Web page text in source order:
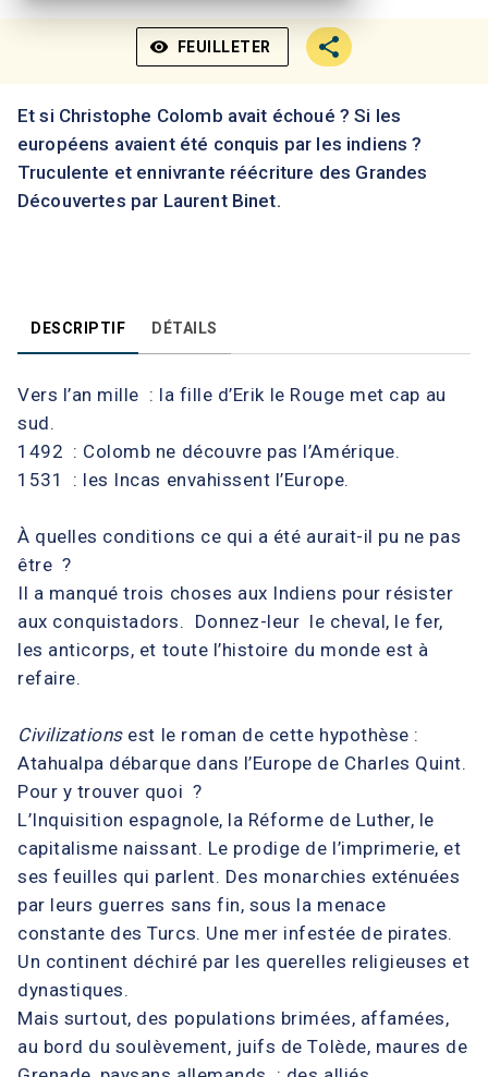
visibility FEUILLETER
Et si Christophe Colomb avait échoué ? Si les
européens avaient été conquis par les indiens ?
Truculente et ennivrante réécriture des Grandes
Découvertes par Laurent Binet.
DESCRIPTIF DÉTAILS
Vers l’an mille : la fille d’Erik le Rouge met cap au
sud.
1492 : Colomb ne découvre pas l’Amérique.
1531 : les Incas envahissent l’Europe.
À quelles conditions ce qui a été aurait-il pu ne pas
être ?
Il a manqué trois choses aux Indiens pour résister
aux conquistadors. Donnez-leur le cheval, le fer,
les anticorps, et toute l’histoire du monde est à
refaire.
Civilizationsest le roman de cette hypothèse :
Atahualpa débarque dans l’Europe de Charles Quint.
Pour y trouver quoi ?
L’Inquisition espagnole, la Réforme de Luther, le
capitalisme naissant. Le prodige de l’imprimerie, et
ses feuilles qui parlent. Des monarchies exténuées
par leurs guerres sans fin, sous la menace
constante des Turcs. Une mer infestée de pirates.
Un continent déchiré par les querelles religieuses et
dynastiques.
Mais surtout, des populations brimées, affamées,
au bord du soulèvement, juifs de Tolède, maures de